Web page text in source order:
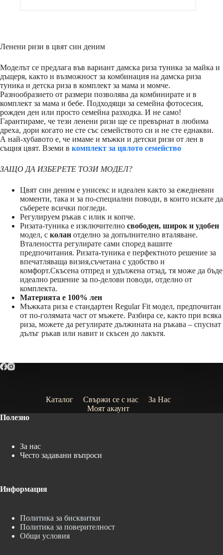
Ленени ризи в цвят син деним
Моделът се предлага във вариант дамска риза туника за майка и
дъщеря, както и възможност за комбинация на дамска риза
туника и детска риза в комплект за мама и момче.
Разнообразието от размери позволява да комбинирате и в
комплект за мама и бебе. Подходящи за семейна фотосесия,
рожден ден или просто семейна разходка. И не само!
Гарантираме, че тези ленени ризи ще се превърнат в любима
дреха, дори когато не сте със семейството си и не сте еднакви.
А най-хубавото е, че имаме и мъжки и детски ризи от лен в
същия цвят. Вземи в комплект за цялото семейство
ЗАЩО ДА ИЗБЕРЕТЕ ТОЗИ МОДЕЛ?
Цвят син деним е унисекс и идеален както за ежедневни
моменти, така и за по-специални поводи, в които искате да
съберете всички погледи.
Регулируем ръкав с илик и копче.
Ризата-туника е изключително свободен, широк и удобен
модел, с колан отделно за допълнително вталяване.
Вталеността регулирате сами според вашите
предпочитания. Ризата-туника е перфектното решение за
впечатляваща визия,съчетана с удобство и
комфорт.Скъсена отпред и удължена отзад, тя може да бъде
идеално решение за по-делови поводи, отделно от
комплекта.
Материята е 100% лен
Мъжката риза е стандартен Regular Fit модел, предпочитан
от по-голямата част от мъжете. Разбира се, както при всяка
риза, можете да регулирате дължината на ръкава – спуснат
дълъг ръкав или навит и скъсен до лакътя.
Каталог Свържи се с нас
За Нас
Моят акаунт
Полезно
За нас
Често задавани въпроси
Информация
Политика за бисквитки
Политика за поверителност
Общи условия